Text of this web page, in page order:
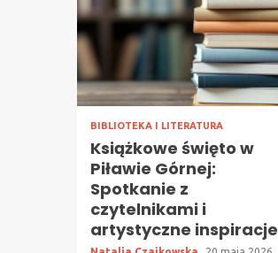
BIBLIOTEKA I LITERATURA
Książkowe święto w
Piławie Górnej:
Spotkanie z
czytelnikami i
artystyczne inspiracje